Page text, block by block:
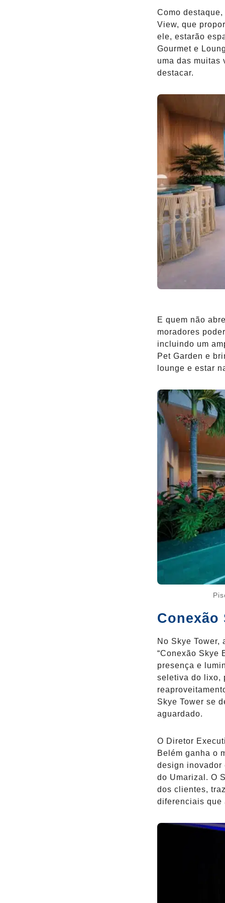
Como
View, que
ele, estarão
Gourmet e
uma das muitas
destacar.
E quem não
moradores
incluindo um
Pet Garden e
lounge e estar
Conexão
No Skye Tower,
“Conexão Skye
presença e
seletiva do lixo,
Skye Tower se
aguardado.
O Diretor
Belém ganha o
design inovador
do Umarizal. O
dos clientes,
diferenciais que